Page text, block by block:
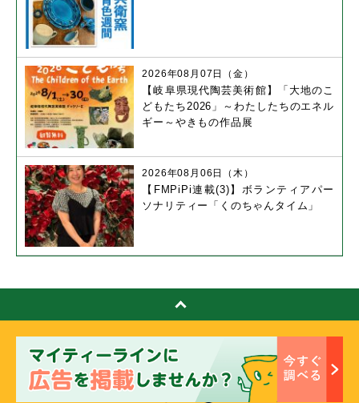
【岐阜県現代陶芸美術館】「大地のこ
どもたち2026」～わたしたちのエネル
ギー～やきもの作品展
2026年08月07日（金）
【FMPiPi連載(3)】ボランティアパー
ソナリティー「くのちゃんタイム」
2026年08月06日（木）